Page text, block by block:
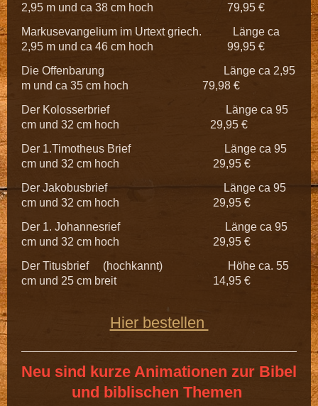
2,95 m und ca 38 cm hoch 79,95 €
Markusevangelium im Urtext griech. Länge ca
2,95 m und ca 46 cm hoch 99,95 €
Die Offenbarung Länge ca 2,95
m und ca 35 cm hoch 79,98 €
Der Kolosserbrief Länge ca 95
cm und 32 cm hoch 29,95 €
Der 1.Timotheus Brief Länge ca 95
cm und 32 cm hoch 29,95 €
Der Jakobusbrief Länge ca 95
cm und 32 cm hoch 29,95 €
Der 1. Johannesrief Länge ca 95
cm und 32 cm hoch 29,95 €
Der Titusbrief (hochkannt) Höhe ca. 55
cm und 25 cm breit 14,95 €
Hier bestellen
Neu sind kurze Animationen zur Bibel
und biblischen Themen